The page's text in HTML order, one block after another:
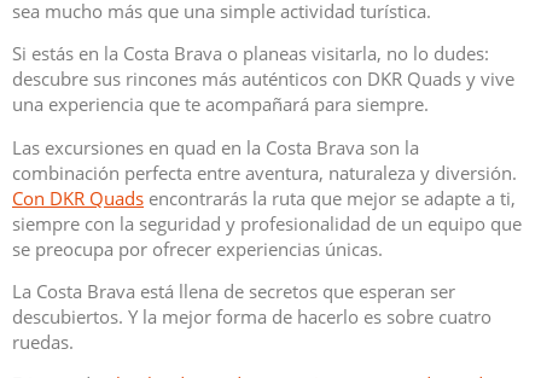
sea mucho más que una simple actividad turística.
Si estás en la Costa Brava o planeas visitarla, no lo dudes:
descubre sus rincones más auténticos con DKR Quads y vive
una experiencia que te acompañará para siempre.
Las excursiones en quad en la Costa Brava son la
combinación perfecta entre aventura, naturaleza y diversión.
Con DKR Quads encontrarás la ruta que mejor se adapte a ti,
siempre con la seguridad y profesionalidad de un equipo que
se preocupa por ofrecer experiencias únicas.
La Costa Brava está llena de secretos que esperan ser
descubiertos. Y la mejor forma de hacerlo es sobre cuatro
ruedas.